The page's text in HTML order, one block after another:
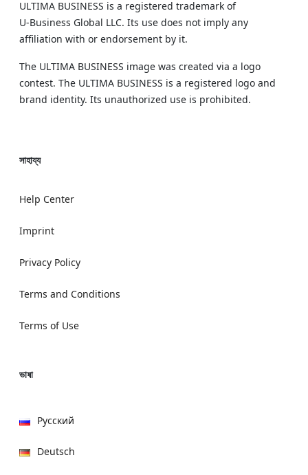
ULTIMA BUSINESS is a registered trademark of
U‑Business Global LLC. Its use does not imply any
affiliation with or endorsement by it.
The ULTIMA BUSINESS image was created via a logo
contest. The ULTIMA BUSINESS is a registered logo and
brand identity. Its unauthorized use is prohibited.
সাহায্য
Help Center
Imprint
Privacy Policy
Terms and Conditions
Terms of Use
ভাষা
Русский
Deutsch